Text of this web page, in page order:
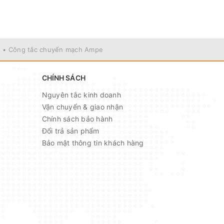
• Công tắc chuyển mạch Ampe
CHÍNH SÁCH
Nguyên tắc kinh doanh
Vận chuyển & giao nhận
Chính sách bảo hành
Đổi trả sản phẩm
Bảo mật thông tin khách hàng